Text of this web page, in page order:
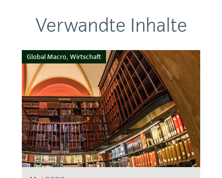
Verwandte Inhalte
Global Macro, Wirtschaft